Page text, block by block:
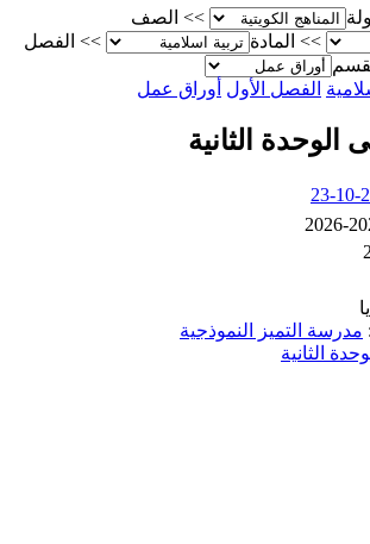
>>
الصف
>>
المادة >>
الفصل
الفصل الأول أوراق عمل
الثانية
مدرسة التميز النموذجية